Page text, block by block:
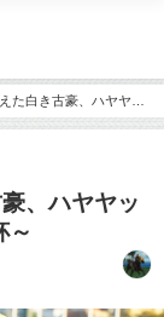
た白き古豪、ハヤヤッ
、ハヤヤッ
～